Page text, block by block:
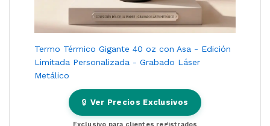
Termo Térmico Gigante 40 oz con Asa - Edición
Limitada Personalizada - Grabado Láser
Metálico
🔒 Ver Precios Exclusivos